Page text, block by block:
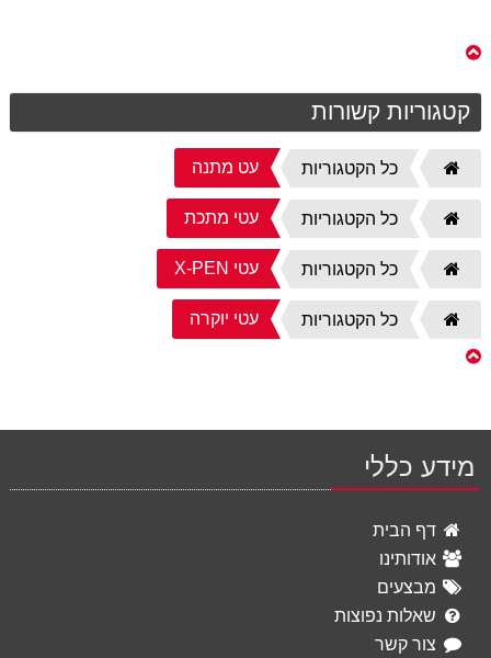
קטגוריות קשורות
דף
הבית
כל הקטגוריות עט מתנה
דף
הבית
כל הקטגוריות עטי מתכת
דף
הבית
כל הקטגוריות עטי X-PEN
דף
הבית
כל הקטגוריות עטי יוקרה
מידע כללי
דף הבית
אודותינו
מבצעים
שאלות נפוצות
צור קשר